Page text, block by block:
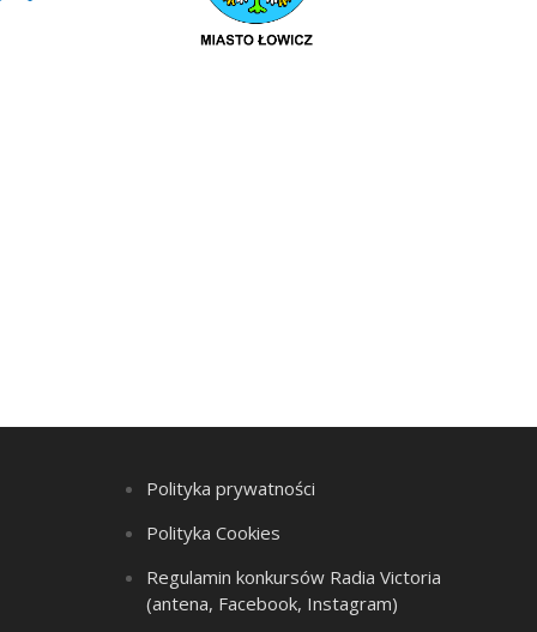
Polityka prywatności
Polityka Cookies
Regulamin konkursów Radia Victoria
(antena, Facebook, Instagram)